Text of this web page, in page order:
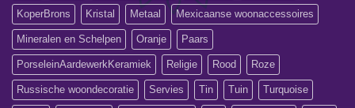
KoperBrons Kristal Metaal Mexicaanse woonaccessoires
Mineralen en Schelpen Oranje Paars
PorseleinAardewerkKeramiek Religie Rood Roze
Russische woondecoratie Servies Tin Tuin Turquoise